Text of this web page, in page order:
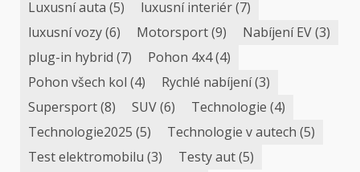
Luxusní auta (5) luxusní interiér(7)
luxusní vozy(6) Motorsport(9) Nabíjení EV(3)
plug-in hybrid (7) Pohon 4x4(4)
Pohon všech kol (4) Rychlé nabíjení(3)
Supersport(8) SUV(6) Technologie (4)
Technologie2025 (5) Technologie v autech (5)
Test elektromobilu (3) Testy aut(5)